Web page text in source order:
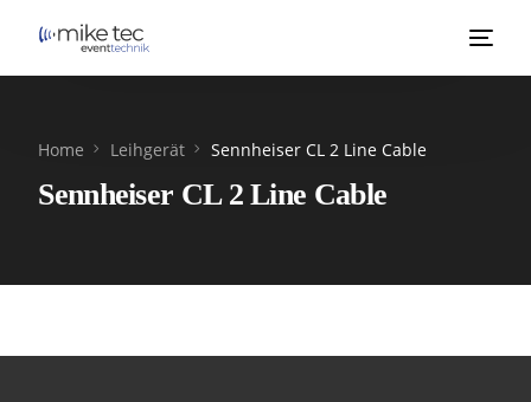
Home Leihgerät Sennheiser CL 2 Line Cable
Sennheiser CL 2 Line Cable